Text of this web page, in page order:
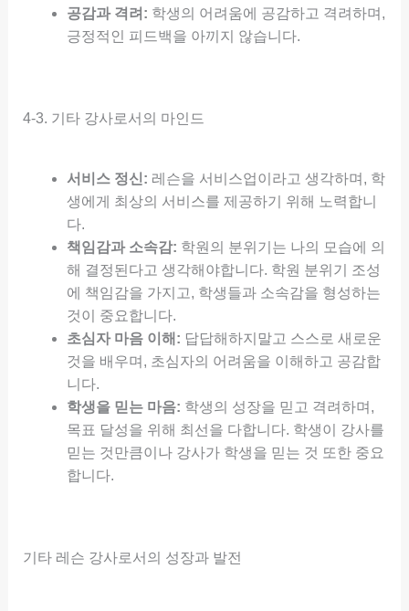
공감과 격려: 학생의 어려움에 공감하고 격려하며,
긍정적인 피드백을 아끼지 않습니다.
4-3. 기타 강사로서의 마인드
서비스 정신: 레슨을 서비스업이라고 생각하며, 학
생에게 최상의 서비스를 제공하기 위해 노력합니
다.
책임감과 소속감: 학원의 분위기는 나의 모습에 의
해 결정된다고 생각해야합니다. 학원 분위기 조성
에 책임감을 가지고, 학생들과 소속감을 형성하는
것이 중요합니다.
초심자 마음 이해: 답답해하지말고 스스로 새로운
것을 배우며, 초심자의 어려움을 이해하고 공감합
니다.
학생을 믿는 마음: 학생의 성장을 믿고 격려하며,
목표 달성을 위해 최선을 다합니다. 학생이 강사를
믿는 것만큼이나 강사가 학생을 믿는 것 또한 중요
합니다.
기타 레슨 강사로서의 성장과 발전